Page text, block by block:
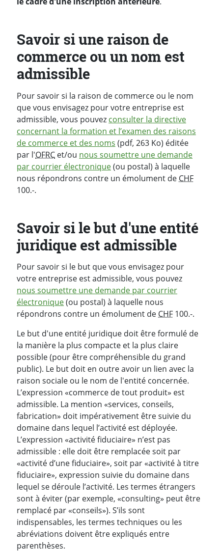
Savoir si une raison de
commerce ou un nom est
admissible
Pour savoir si la raison de commerce ou le nom
que vous envisagez pour votre entreprise est
admissible, vous pouvez consulter la directive
concernant la formation et l’examen des raisons
de commerce et des noms (pdf, 263 Ko) éditée
par l'OFRC et/ou nous soumettre une demande
par courrier électronique(ou postal) à laquelle
nous répondrons contre un émolument de CHF
100.-.
Savoir si le but d'une entité
juridique est admissible
Pour savoir si le but que vous envisagez pour
votre entreprise est admissible, vous pouvez
nous soumettre une demande par courrier
électronique(ou postal) à laquelle nous
répondrons contre un émolument de CHF 100.-.
Le but d'une entité juridique doit être formulé de
la manière la plus compacte et la plus claire
possible (pour être compréhensible du grand
public). Le but doit en outre avoir un lien avec la
raison sociale ou le nom de l'entité concernée.
L’expression «commerce de tout produit» est
admissible. La mention «services, conseils,
fabrication» doit impérativement être suivie du
domaine dans lequel l’activité est déployée.
L’expression «activité fiduciaire» n’est pas
admissible : elle doit être remplacée soit par
«activité d’une fiduciaire», soit par «activité à titre
fiduciaire», expression suivie du domaine dans
lequel se déroule l’activité. Les termes étrangers
sont à éviter (par exemple, «consulting» peut être
remplacé par «conseils»). S’ils sont
indispensables, les termes techniques ou les
abréviations doivent être expliqués entre
parenthèses.